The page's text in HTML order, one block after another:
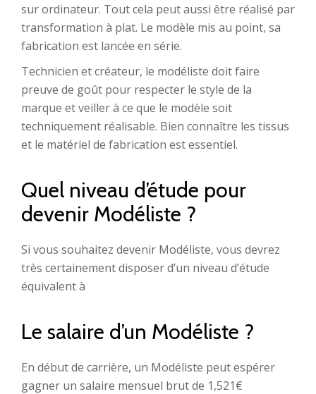
sur ordinateur. Tout cela peut aussi être réalisé par
transformation à plat. Le modèle mis au point, sa
fabrication est lancée en série.
Technicien et créateur, le modéliste doit faire
preuve de goût pour respecter le style de la
marque et veiller à ce que le modèle soit
techniquement réalisable. Bien connaître les tissus
et le matériel de fabrication est essentiel.
Quel niveau d’étude pour
devenir Modéliste ?
Si vous souhaitez devenir Modéliste, vous devrez
très certainement disposer d’un niveau d’étude
équivalent à
Le salaire d’un Modéliste ?
En début de carrière, un Modéliste peut espérer
gagner un salaire mensuel brut de 1,521€